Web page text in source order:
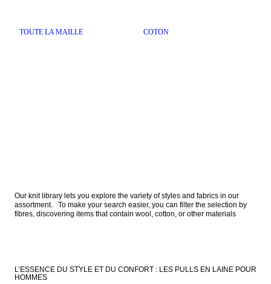
TOUTE LA MAILLE COTON
Our knit library lets you explore the variety of styles and fabrics in our
assortment.   To make your search easier, you can filter the selection by
fibres, discovering items that contain wool, cotton, or other materials
L’ESSENCE DU STYLE ET DU CONFORT : LES PULLS EN LAINE POUR
HOMMES